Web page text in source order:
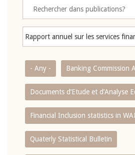
- Any - Banking Commission
Documents d’Etude et d’Analyse
Financial Inclusion statistics in
Quaterly Statistical Bulletin